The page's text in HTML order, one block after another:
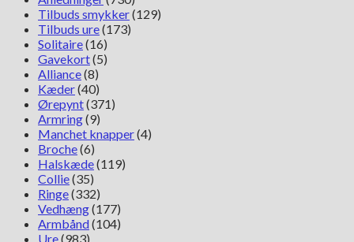
Tilbuds smykker(129)
Tilbuds ure(173)
Solitaire(16)
Gavekort(5)
Alliance(8)
Kæder(40)
Ørepynt(371)
Armring(9)
Manchet knapper(4)
Broche(6)
Halskæde(119)
Collie(35)
Ringe(332)
Vedhæng(177)
Armbånd(104)
Ure(983)